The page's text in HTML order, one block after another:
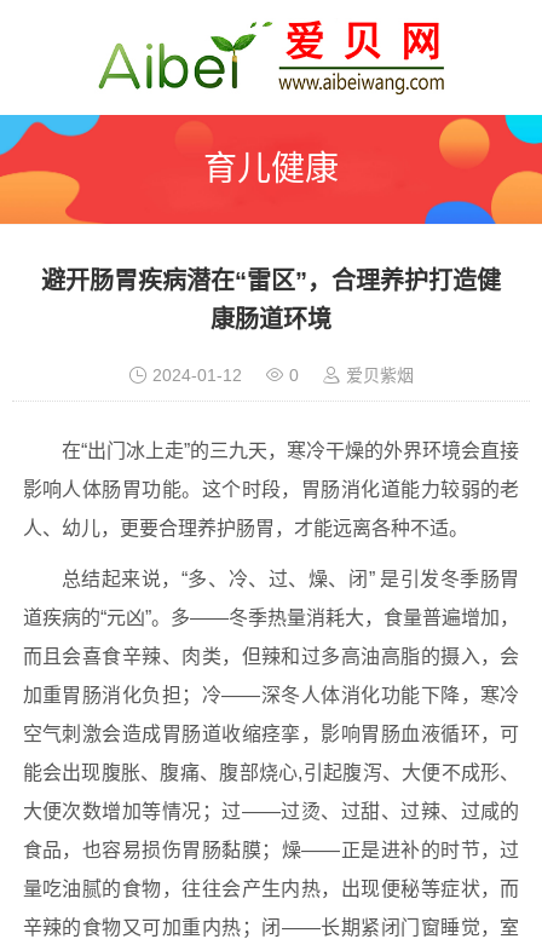
育儿健康
避开肠胃疾病潜在“雷区”，合理养护打造健
康肠道环境
2024-01-12 0 爱贝紫烟
在“出门冰上走”的三九天，寒冷干燥的外界环境会直接
影响人体肠胃功能。这个时段，胃肠消化道能力较弱的老
人、幼儿，更要合理养护肠胃，才能远离各种不适。
总结起来说，“多、冷、过、燥、闭” 是引发冬季肠胃
道疾病的“元凶”。多——冬季热量消耗大，食量普遍增加，
而且会喜食辛辣、肉类，但辣和过多高油高脂的摄入，会
加重胃肠消化负担；冷——深冬人体消化功能下降，寒冷
空气刺激会造成胃肠道收缩痉挛，影响胃肠血液循环，可
能会出现腹胀、腹痛、腹部烧心,引起腹泻、大便不成形、
大便次数增加等情况；过——过烫、过甜、过辣、过咸的
食品，也容易损伤胃肠黏膜；燥——正是进补的时节，过
量吃油腻的食物，往往会产生内热，出现便秘等症状，而
辛辣的食物又可加重内热；闭——长期紧闭门窗睡觉，室